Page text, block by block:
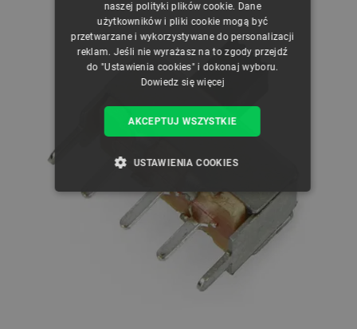
GERMAN
naszej polityki plików cookie. Dane
użytkowników i pliki cookie mogą być
przetwarzane i wykorzystywane do personalizacji
reklam. Jeśli nie wyrażasz na to zgody przejdź
do "Ustawienia cookies" i dokonaj wyboru.
Dowiedz się więcej
AKCEPTUJ WSZYSTKIE
USTAWIENIA COOKIES
NIEZBĘDNE WYDAJNOŚĆ
TARGETOWANIE
FUNKCJONALNOŚĆ